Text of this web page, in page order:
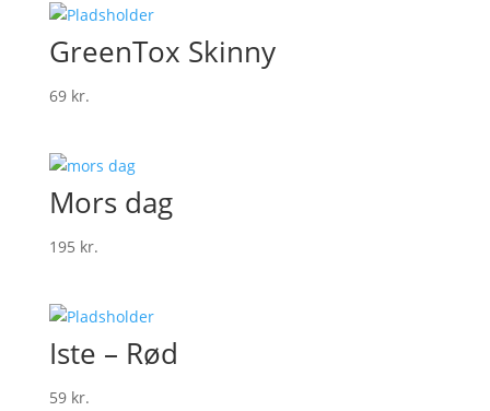
GreenTox Skinny
69 kr.
Mors dag
195 kr.
Iste – Rød
59 kr.